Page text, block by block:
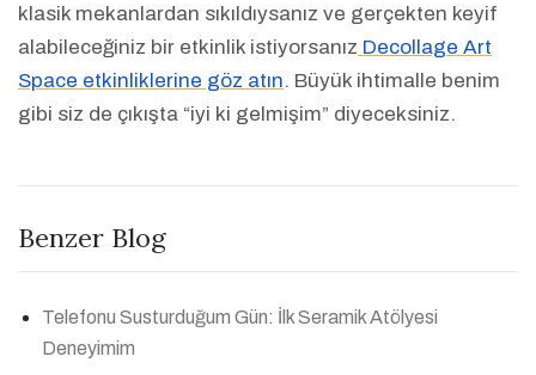
klasik mekanlardan sıkıldıysanız ve gerçekten keyif
alabileceğiniz bir etkinlik istiyorsanız Decollage Art
Space etkinliklerine göz atın. Büyük ihtimalle benim
gibi siz de çıkışta “iyi ki gelmişim” diyeceksiniz.
Benzer Blog
Telefonu Susturduğum Gün: İlk Seramik Atölyesi
Deneyimim